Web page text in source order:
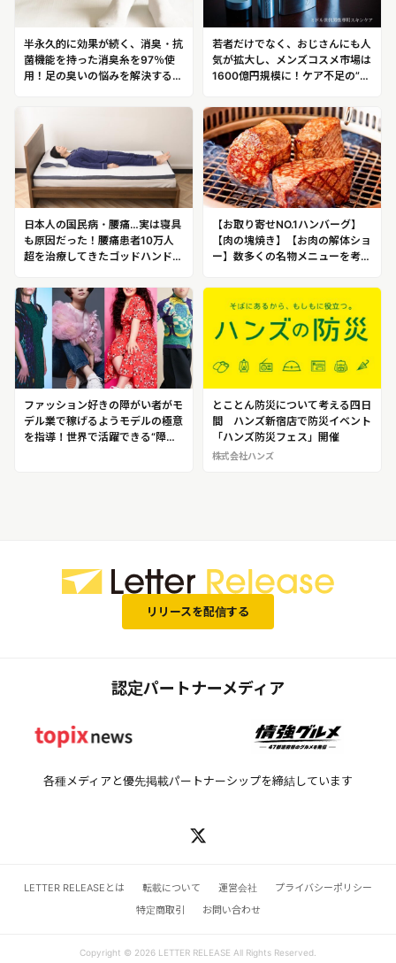
半永久的に効果が続く、消臭・抗
菌機能を持った消臭糸を97％使
用！足の臭いの悩みを解決する、
「Monsieur（ムッシュ）」
若者だけでなく、おじさんにも人
気が拡大し、メンズコスメ市場は
1600億円規模に！ケア不足の”お
オジサン専用メンズコスメ
「Figo（フィーゴ）」
日本人の国民病・腰痛…実は寝具
も原因だった！腰痛患者10万人
超を治療してきたゴッドハンド整
ス「ドクタータフィ」
【お取り寄せNO.1ハンバーグ】
【肉の塊焼き】【お肉の解体ショ
ー】数多くの名物メニューを考案
成させたオリジナル「門崎熟成
肉」の専門店「格之進」
ファッション好きの障がい者がモ
デル業で稼げるようモデルの極意
を指導！世界で活躍できる“障が
とことん防災について考える四日
間 ハンズ新宿店で防災イベント
「ハンズ防災フェス」開催
株式会社ハンズ
リリースを配信する
認定パートナーメディア
各種メディアと優先掲載パートナーシップを締結しています
LETTER RELEASEとは 転載について 運営会社
プライバシーポリシー
特定商取引
お問い合わせ
Copyright © 2026 LETTER RELEASE All Rights Reserved.